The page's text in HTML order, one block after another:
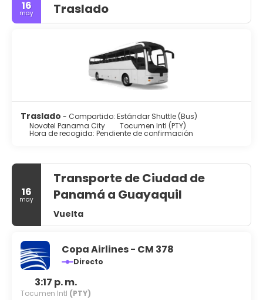
disposición. ¿Estás organizando un evento en Ciudad de
Panamá? En este hotel tienes a tu disposición 90 metros
salas de reuniones. Hay un aparcamiento sin asistencia
16
may Traslado
Traslado - Compartido: Estándar Shuttle (Bus)
Novotel Panama City
Tocumen Intl (PTY)
Hora de recogida: Pendiente de confirmación
16
may
Transporte de Ciudad de
Panamá a Guayaquil
Vuelta
Copa Airlines - CM 378
Directo
3:17 p. m.
Tocumen Intl (PTY)